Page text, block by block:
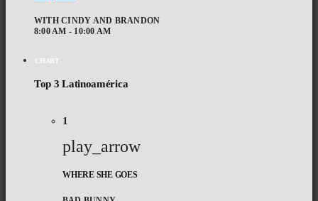
WITH CINDY AND BRANDON
8:00 AM - 10:00 AM
CHART
Top 3 Latinoamérica
1
play_arrow
WHERE SHE GOES